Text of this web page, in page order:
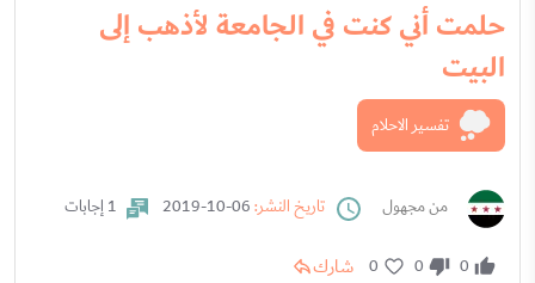
حلمت أني كنت في الجامعة لأذهب إلى
البيت
تفسير الاحلام
من مجهول تاريخ النشر: 1 إجابات
0
0
0 شارك